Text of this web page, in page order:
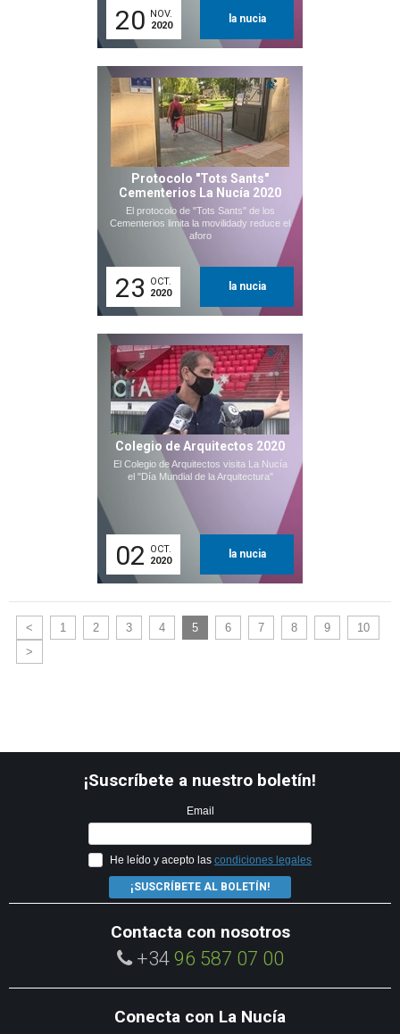
20 NOV.
2020
la nucia
Protocolo "Tots Sants"
Cementerios La Nucía 2020
El protocolo de "Tots Sants" de los
Cementerios limita la movilidady reduce el
aforo
23
OCT.
2020
la nucia
Colegio de Arquitectos 2020
El Colegio de Arquitectos visita La Nucía
el "Día Mundial de la Arquitectura"
02
OCT.
2020
la nucia
< 1 2 3 4 5 6 7 8 9
10
>
¡Suscríbete a nuestro boletín!
Email
He leído y acepto las condiciones legales
¡SUSCRÍBETE AL BOLETÍN!
Contacta con nosotros
+34 96 587 07 00
Conecta con La Nucía